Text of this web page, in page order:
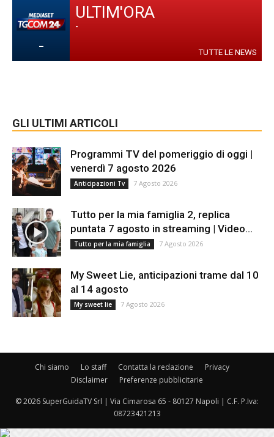
-
ULTIM'ORA
-
TUTTE LE NEWS
GLI ULTIMI ARTICOLI
Programmi TV del pomeriggio di oggi |
venerdì 7 agosto 2026
Anticipazioni Tv 7 Agosto 2026
Tutto per la mia famiglia 2, replica
puntata 7 agosto in streaming | Video...
Tutto per la mia famiglia 7 Agosto 2026
My Sweet Lie, anticipazioni trame dal 10
al 14 agosto
My sweet lie 7 Agosto 2026
Chi siamo Lo staff Contatta la redazione
Privacy
Disclaimer
Preferenze pubblicitarie
© 2026 SuperGuidaTV Srl | Via Cimarosa 65 - 80127 Napoli | C.F. P.Iva:
08723421213